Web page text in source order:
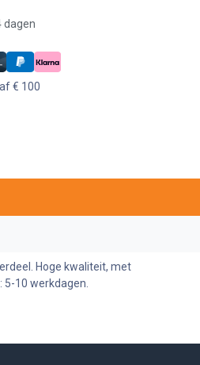
dagen
€ 100
Hoge kwaliteit, met
5-10 werkdagen.